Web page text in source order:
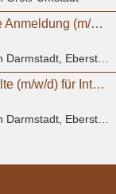
TFA/ MFA/ Hotelfachkraft für die Anmeldung (m/w/d) | Darmstadt
Eberstadt
Tiermedizinische Fachangestellte (m/w/d) für Internistik, Ambulanz & Sprechstunde | Darmstadt
Eberstadt